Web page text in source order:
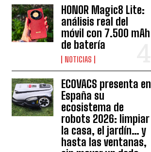
HONOR Magic8 Lite:
análisis real del
móvil con 7.500 mAh
de batería
NOTICIAS
ECOVACS presenta en
España su
ecosistema de
robots 2026: limpiar
la casa, el jardín… y
hasta las ventanas,